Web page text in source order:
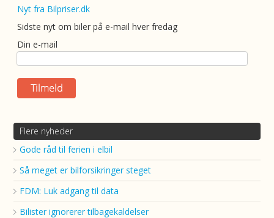
Nyt fra Bilpriser.dk
Sidste nyt om biler på e-mail hver fredag
Din e-mail
Flere nyheder
Gode råd til ferien i elbil
Så meget er bilforsikringer steget
FDM: Luk adgang til data
Bilister ignorerer tilbagekaldelser